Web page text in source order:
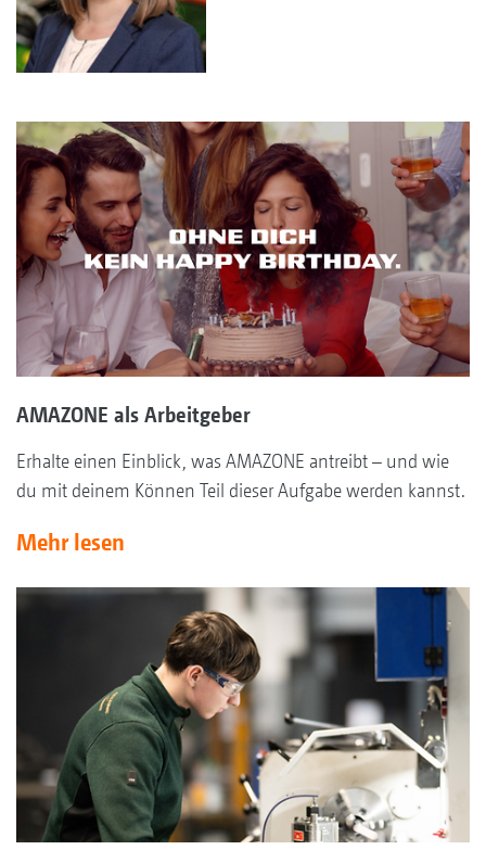
AMAZONE als Arbeitgeber
Erhalte einen Einblick, was AMAZONE antreibt – und wie
du mit deinem Können Teil dieser Aufgabe werden kannst.
Mehr lesen